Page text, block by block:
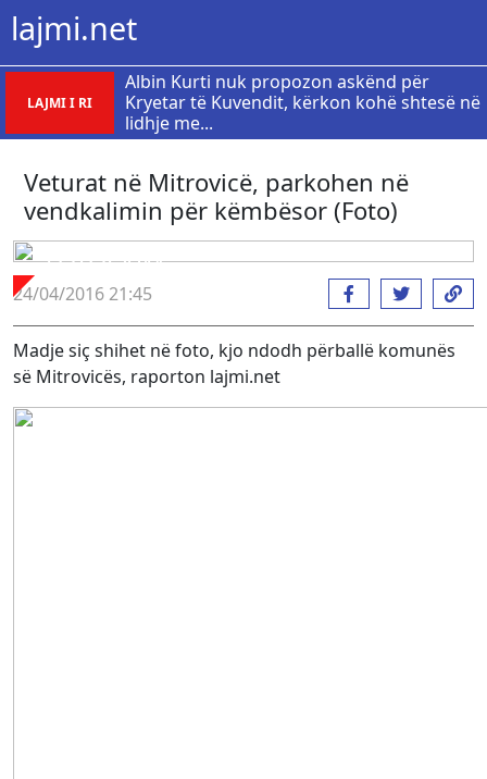
lajmi.net
LAJMI I RI
Albin Kurti nuk propozon askënd për
Kryetar të Kuvendit, kërkon kohë shtesë në
lidhje me...
Veturat në Mitrovicë, parkohen në
vendkalimin për këmbësor (Foto)
FOTOLAJM
24/04/2016 21:45
Madje siç shihet në foto, kjo ndodh përballë komunës
së Mitrovicës, raporton lajmi.net